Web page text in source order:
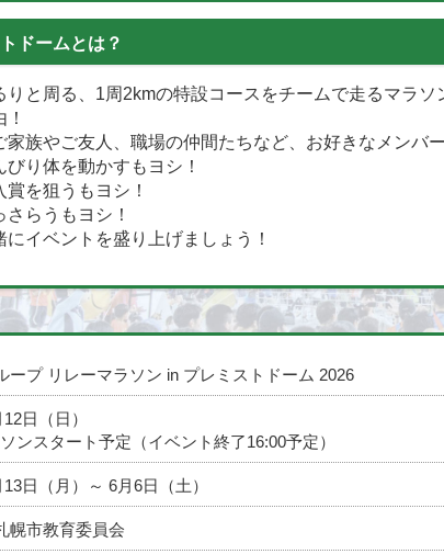
ドームとは？
と周る、1周2kmの特設コースをチームで走るマラソ
族やご友人、職場の仲間たちなど、お好きなメンバ
り体を動かすもヨシ！
を狙うもヨシ！
らうもヨシ！
イベントを盛り上げましょう！
ープ リレーマラソン in プレミストドーム 2026
日（日）
ンスタート予定（イベント終了16:00予定）
日（月）～ 6月6日（土）
幌市教育委員会